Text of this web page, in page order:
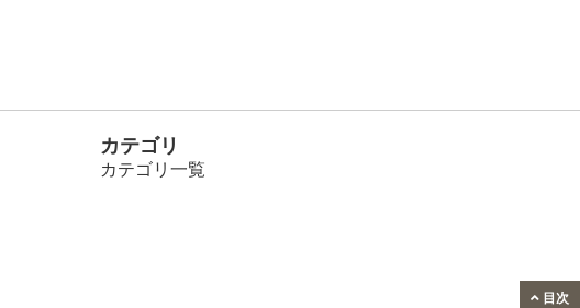
カテゴリ
カテゴリ一覧
目次